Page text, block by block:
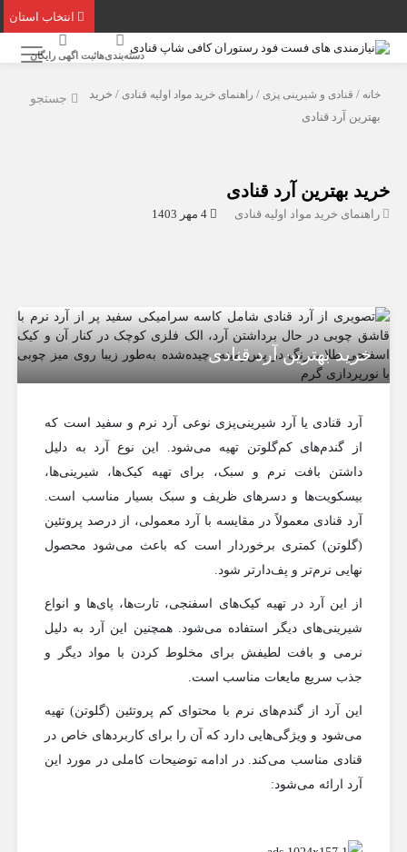
انتخاب استان
دسته‌بندی‌هاثبت اگهی رایگان
جستجو خانه/قنادی و شیرینی پزی/راهنمای خرید مواد اولیه قنادی/ خرید
بهترین آرد قنادی
خرید بهترین آرد قنادی
راهنمای خرید مواد اولیه قنادی 4 مهر 1403
خرید بهترین آرد قنادی
آرد قنادی یا آرد شیرینی‌پزی نوعی آرد نرم و سفید است که
از گندم‌های کم‌گلوتن تهیه می‌شود. این نوع آرد به دلیل
داشتن بافت نرم و سبک، برای تهیه کیک‌ها، شیرینی‌ها،
بیسکویت‌ها و دسرهای ظریف و سبک بسیار مناسب است.
آرد قنادی معمولاً در مقایسه با آرد معمولی، از درصد پروتئین
(گلوتن) کمتری برخوردار است که باعث می‌شود محصول
نهایی نرم‌تر و پف‌دارتر شود.
از این آرد در تهیه کیک‌های اسفنجی، تارت‌ها، پای‌ها و انواع
شیرینی‌های دیگر استفاده می‌شود. همچنین این آرد به دلیل
نرمی و بافت لطیفش برای مخلوط کردن با مواد دیگر و
جذب سریع مایعات مناسب است.
این آرد از گندم‌های نرم با محتوای کم پروتئین (گلوتن) تهیه
می‌شود و ویژگی‌هایی دارد که آن را برای کاربردهای خاص در
قنادی مناسب می‌کند. در ادامه توضیحات کاملی در مورد این
آرد ارائه می‌شود: